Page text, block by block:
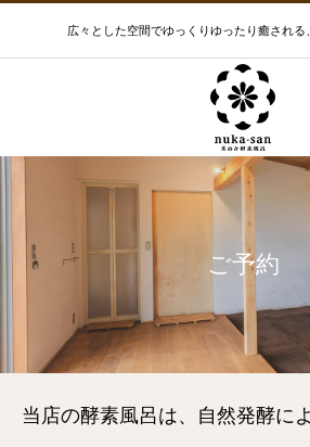
広々とした空間でゆっくりゆったり癒される
ご予約
当店の酵素風呂は、自然発酵に